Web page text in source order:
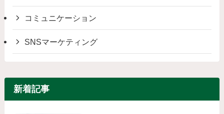
コミュニケーション
SNSマーケティング
新着記事